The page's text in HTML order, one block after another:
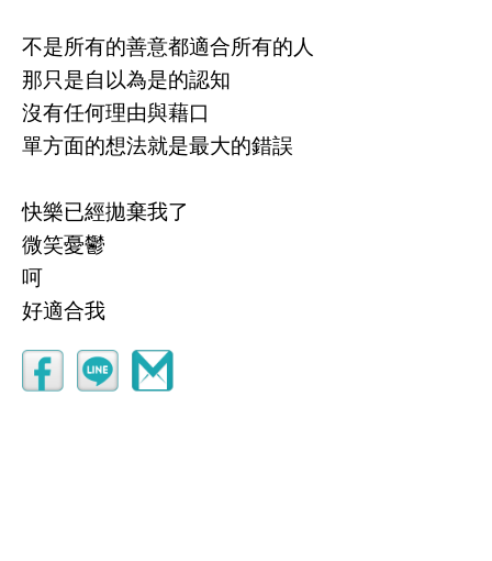
不是所有的善意都適合所有的人
那只是自以為是的認知
沒有任何理由與藉口
單方面的想法就是最大的錯誤
快樂已經拋棄我了
微笑憂鬱
呵
好適合我